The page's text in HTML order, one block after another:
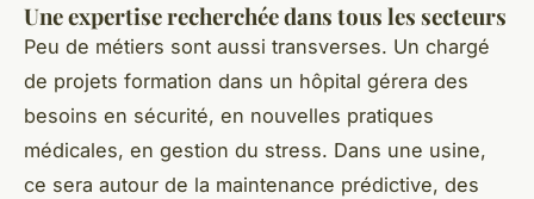
Une expertise recherchée dans tous les secteurs
Peu de métiers sont aussi transverses. Un chargé
de projets formation dans un hôpital gérera des
besoins en sécurité, en nouvelles pratiques
médicales, en gestion du stress. Dans une usine,
ce sera autour de la maintenance prédictive, des